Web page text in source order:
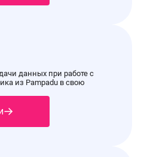
данных при работе с
из Pampadu в свою